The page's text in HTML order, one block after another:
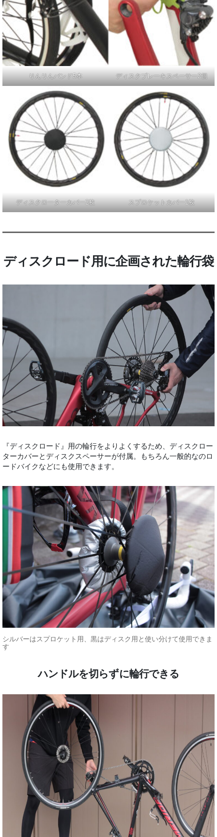
りんりんバンド5本 ディスクブレーキスペーサー2個
ディスクローターカバー2枚 スプロケットカバー1枚
ディスクロード用に企画された輪行袋
『ディスクロード』用の輪行をよりよくするため、ディスクロー
ターカバーとディスクスペーサーが付属。もちろん一般的なのロ
ードバイクなどにも使用できます。
シルバーはスプロケット用、黒はディスク用と使い分けて使用できま
す
ハンドルを切らずに輪行できる